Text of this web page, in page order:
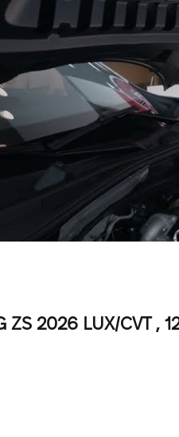
2026 LUX/CVT ,